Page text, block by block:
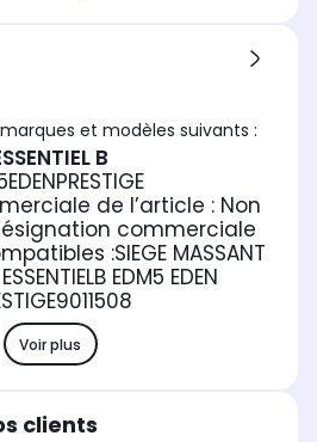
et modèles suivants :
B
de l’article : Non
commerciale
:SIEGE MASSANT
EDM5 EDEN
9011508
Voir plus
clients